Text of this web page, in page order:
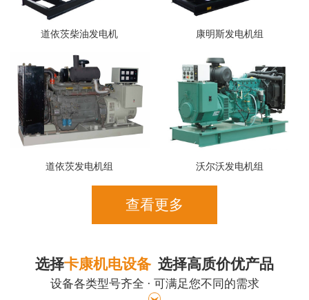
道依茨柴油发电机 康明斯发电机组
道依茨发电机组 沃尔沃发电机组
查看更多
选择卡康机电设备 选择高质价优产品
设备各类型号齐全 · 可满足您不同的需求